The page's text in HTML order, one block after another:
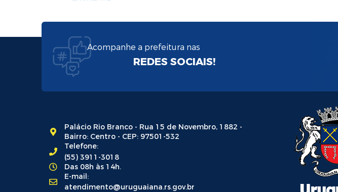
Acompanhe a prefeitura nas
REDES SOCIAIS!
Palácio Rio Branco - Rua 15 de Novembro, 1882 -
Bairro: Centro - CEP: 97501-532
Telefone:
(55) 3911-3018
Das 08h às 14h.
E-mail:
atendimento@uruguaiana.rs.gov.br